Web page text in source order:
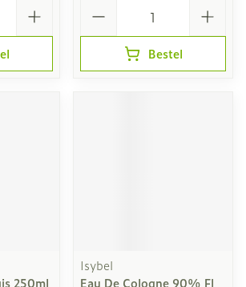
Bestel
250ml
Isybel
Eau De Cologne 90% Fl